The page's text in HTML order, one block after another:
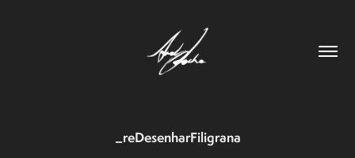
_reDesenharFiligrana